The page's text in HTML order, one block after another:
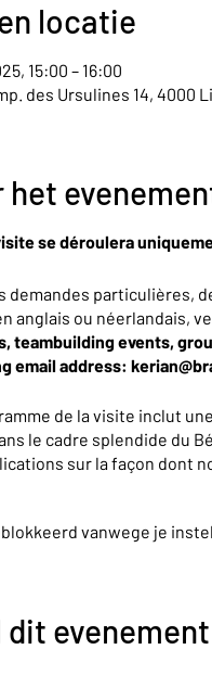
locatie
15:00 – 16:00
des Ursulines 14, 4000
het
se déroulera
demandes particulières,
anglais ou néerlandais,
teambuilding events,
email address:
de la visite inclut
le cadre splendide du
sur la façon dont
vanwege je
dit evenement